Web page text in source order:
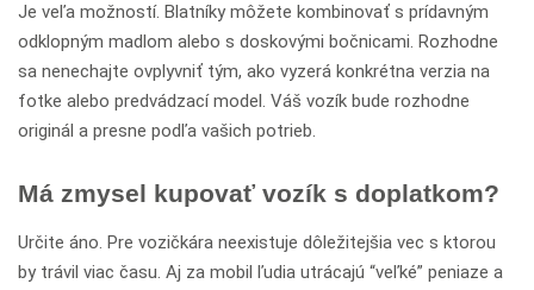
Je veľa možností. Blatníky môžete kombinovať s prídavným
odklopným madlom alebo s doskovými bočnicami. Rozhodne
sa nenechajte ovplyvniť tým, ako vyzerá konkrétna verzia na
fotke alebo predvádzací model. Váš vozík bude rozhodne
originál a presne podľa vašich potrieb.
Má zmysel kupovať vozík s doplatkom?
Určite áno. Pre vozičkára neexistuje dôležitejšia vec s ktorou
by trávil viac času. Aj za mobil ľudia utrácajú “veľké” peniaze a